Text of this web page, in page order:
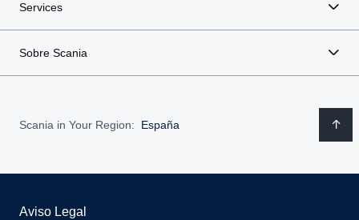
Services
Sobre Scania
Scania in Your Region: España
Aviso Legal